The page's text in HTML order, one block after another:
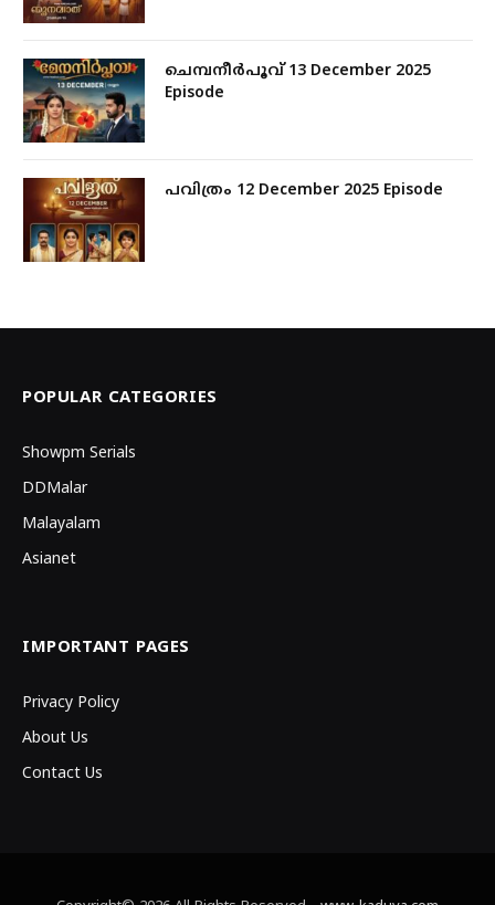
ചെമ്പനീർപൂവ് 13 December 2025
Episode
പവിത്രം 12 December 2025 Episode
POPULAR CATEGORIES
Showpm Serials
DDMalar
Malayalam
Asianet
IMPORTANT PAGES
Privacy Policy
About Us
Contact Us